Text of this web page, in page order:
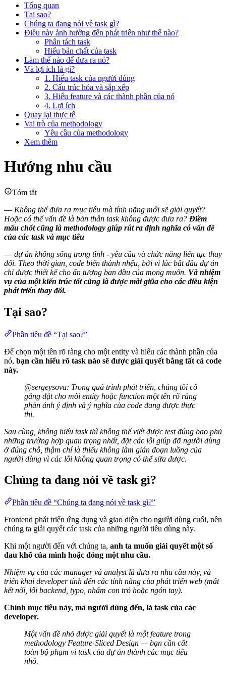
Tổng quan
Tại sao?
Chúng ta đang nói về task gì?
Điều này ảnh hưởng đến phát triển như thế nào?
Phân tách task
Hiểu bản chất của task
Làm thế nào để đưa ra nó?
Và lợi ích là gì?
1. Hiểu task của người dùng
2. Cấu trúc hóa và sắp xếp
3. Hiểu feature và các thành phần của nó
4. Lợi ích
Quay lại thực tế
Vai trò của methodology
Yêu cầu của methodology
Xem thêm
Hướng nhu cầu
Tóm tắt
— Không thể đưa ra mục tiêu mà tính năng mới sẽ giải quyết?
Hoặc có thể vấn đề là bản thân task không được đưa ra? Điềm
mấu chốt cũng là methodology giúp rút ra định nghĩa có vấn đề
của các task và mục tiêu
— dự án không sống trong tĩnh - yêu cầu và chức năng liên tục thay
đổi. Theo thời gian, code biến thành nhệu, bởi vì lúc bắt đầu dự án
chỉ được thiết kế cho ấn tượng ban đầu của mong muốn. Và nhiệm
vụ của một kiến trúc tốt cũng là được mài giũa cho các điều kiện
phát triển thay đổi.
Tại sao?
Phần tiêu đề “Tại sao?”
Để chọn một tên rõ ràng cho một entity và hiểu các thành phần của
nó, bạn cần hiểu rõ task nào sẽ được giải quyết bằng tất cả code
này.
@sergeysova: Trong quá trình phát triển, chúng tôi cố
gắng đặt cho mỗi entity hoặc function một tên rõ ràng
phản ánh ý định và ý nghĩa của code đang được thực
thi.
Sau cùng, không hiểu task thì không thể viết được test đúng bao phủ
những trường hợp quan trọng nhất, đặt các lỗi giúp đỡ người dùng
ở đúng chỗ, thậm chí là thiếu không làm gián đoạn luồng của
người dùng vì các lỗi không quan trọng có thể sửa được.
Chúng ta đang nói về task gì?
Phần tiêu đề “Chúng ta đang nói về task gì?”
Frontend phát triển ứng dụng và giao diện cho người dùng cuối, nên
chúng ta giải quyết các task của những người tiêu dùng này.
Khi một người đến với chúng ta, anh ta muốn giải quyết một số
đau khổ của mình hoặc đóng một nhu cầu.
Nhiệm vụ của các manager và analyst là đưa ra nhu cầu này, và
triển khai developer tính đến các tính năng của phát triển web (mất
kết nối, lỗi backend, typo, nhấm con trỏ hoặc ngón tay).
Chính mục tiêu này, mà người dùng đến, là task của các
developer.
Một vấn đề nhỏ được giải quyết là một feature trong
methodology Feature-Sliced Design — bạn cần cắt
toàn bộ phạm vi task của dự án thành các mục tiêu
nhỏ.